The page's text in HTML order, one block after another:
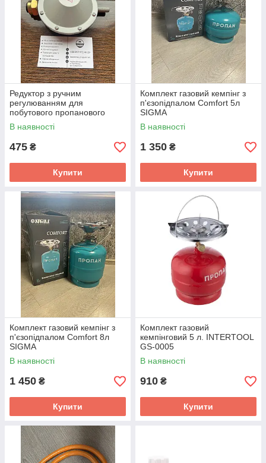
Редуктор з ручним
регулюванням для
побутового пропанового
балона РДСГ-1-1,2
В наявності
475 ₴
Купити
Комплект газовий кемпінг з
п'єзопідпалом Comfort 5л
SIGMA
В наявності
1 350 ₴
Купити
Комплект газовий кемпінг з
п'єзопідпалом Comfort 8л
SIGMA
В наявності
1 450 ₴
Купити
Комплект газовий
кемпінговий 5 л. INTERTOOL
GS-0005
В наявності
910 ₴
Купити